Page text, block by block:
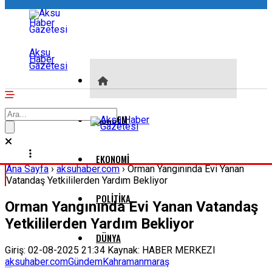
Aksu
Haber
Gazetesi
GÜNDEM
EKONOMI
POLITIKA
DÜNYA
Ana Sayfa›aksuhaber.com›Orman Yangınında Evi Yanan
Vatandaş Yetkililerden Yardım Bekliyor
Orman Yangınında Evi Yanan Vatandaş
Yetkililerden Yardım Bekliyor
Giriş: 02-08-2025 21:34 Kaynak: HABER MERKEZI
aksuhaber.comGündemKahramanmaraş